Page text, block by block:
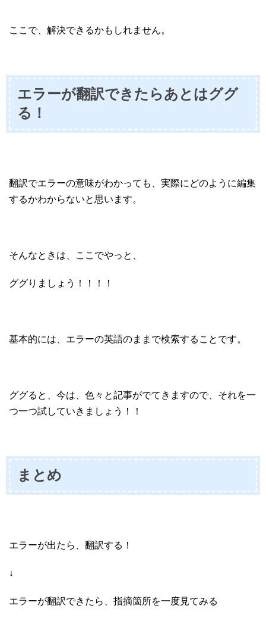
ここで、解決できるかもしれません。
エラーが翻訳できたらあとはググ
る！
翻訳でエラーの意味がわかっても、実際にどのように編集
するかわからないと思います。
そんなときは、ここでやっと、
ググりましょう！！！！
基本的には、エラーの英語のままで検索することです。
ググると、今は、色々と記事がでてきますので、それを一
つ一つ試していきましょう！！
まとめ
エラーが出たら、翻訳する！
↓
エラーが翻訳できたら、指摘箇所を一度見てみる